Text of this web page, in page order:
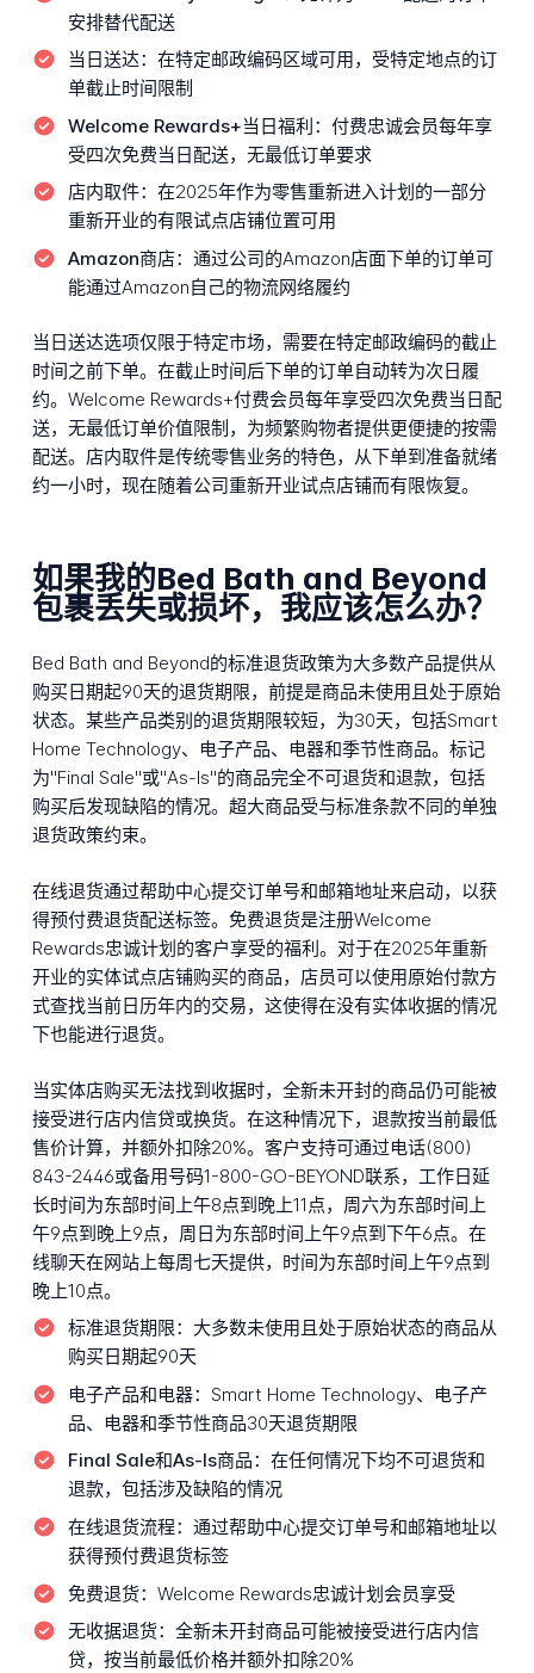
安排替代配送
当日送达： 在特定邮政编码区域可用，受特定地点的订
单截止时间限制
Welcome Rewards+当日福利： 付费忠诚会员每年享
受四次免费当日配送，无最低订单要求
店内取件： 在2025年作为零售重新进入计划的一部分
重新开业的有限试点店铺位置可用
Amazon商店： 通过公司的Amazon店面下单的订单可
能通过Amazon自己的物流网络履约
当日送达选项仅限于特定市场，需要在特定邮政编码的截止
时间之前下单。在截止时间后下单的订单自动转为次日履
约。Welcome Rewards+付费会员每年享受四次免费当日配
送，无最低订单价值限制，为频繁购物者提供更便捷的按需
配送。店内取件是传统零售业务的特色，从下单到准备就绪
约一小时，现在随着公司重新开业试点店铺而有限恢复。
如果我的Bed Bath and Beyond
包裹丢失或损坏，我应该怎么办？
Bed Bath and Beyond的标准退货政策为大多数产品提供从
购买日期起90天的退货期限，前提是商品未使用且处于原始
状态。某些产品类别的退货期限较短，为30天，包括Smart
Home Technology、电子产品、电器和季节性商品。标记
为"Final Sale"或"As-Is"的商品完全不可退货和退款，包括
购买后发现缺陷的情况。超大商品受与标准条款不同的单独
退货政策约束。
在线退货通过帮助中心提交订单号和邮箱地址来启动，以获
得预付费退货配送标签。免费退货是注册Welcome
Rewards忠诚计划的客户享受的福利。对于在2025年重新
开业的实体试点店铺购买的商品，店员可以使用原始付款方
式查找当前日历年内的交易，这使得在没有实体收据的情况
下也能进行退货。
当实体店购买无法找到收据时，全新未开封的商品仍可能被
接受进行店内信贷或换货。在这种情况下，退款按当前最低
售价计算，并额外扣除20%。客户支持可通过电话(800)
843-2446或备用号码1-800-GO-BEYOND联系，工作日延
长时间为东部时间上午8点到晚上11点，周六为东部时间上
午9点到晚上9点，周日为东部时间上午9点到下午6点。在
线聊天在网站上每周七天提供，时间为东部时间上午9点到
晚上10点。
标准退货期限： 大多数未使用且处于原始状态的商品从
购买日期起90天
电子产品和电器： Smart Home Technology、电子产
品、电器和季节性商品30天退货期限
Final Sale和As-Is商品： 在任何情况下均不可退货和
退款，包括涉及缺陷的情况
在线退货流程： 通过帮助中心提交订单号和邮箱地址以
获得预付费退货标签
免费退货： Welcome Rewards忠诚计划会员享受
无收据退货： 全新未开封商品可能被接受进行店内信
贷，按当前最低价格并额外扣除20%